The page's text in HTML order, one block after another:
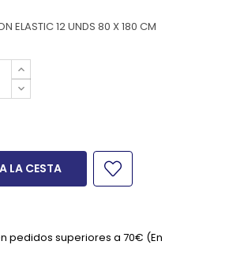
ELASTIC 12 UNDS 80 X 180 CM
LA CESTA
pedidos superiores a 70€ (En